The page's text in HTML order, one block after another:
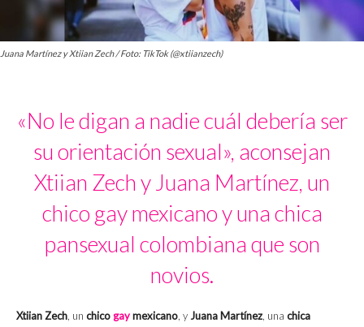
Juana Martínez y Xtiian Zech / Foto: TikTok (@xtiianzech)
«No le digan a nadie cuál debería ser
su orientación sexual», aconsejan
Xtiian Zech y Juana Martínez, un
chico gay mexicano y una chica
pansexual colombiana que son
novios.
Xtiian Zech, un chicogaymexicano, yJuana Martínez, una chica